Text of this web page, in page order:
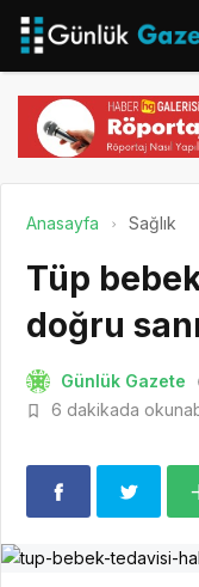
Anasayfa Sağlık
Tüp
doğru
Günlük Gazete
6 dakikada